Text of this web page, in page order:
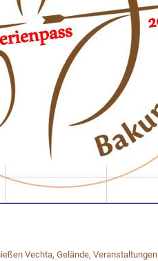
Vechta, Gelände, Veranstaltungen